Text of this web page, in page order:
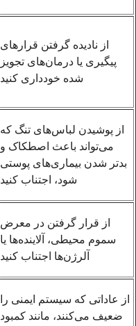
از نادیده گرفتن قرارهای
پیگیری یا درمان‌های تجویز
شده خودداری کنید
از پوشیدن لباس‌های تنگ که
می‌تواند باعث اصطکاک و
بدتر شدن بیماری‌های پوستی
شود، اجتناب کنید
از قرار گرفتن در معرض
سموم محیطی، آلاینده‌ها یا
آلرژن‌ها اجتناب کنید
از عاداتی که سیستم ایمنی را
ضعیف می‌کنند، مانند کمبود